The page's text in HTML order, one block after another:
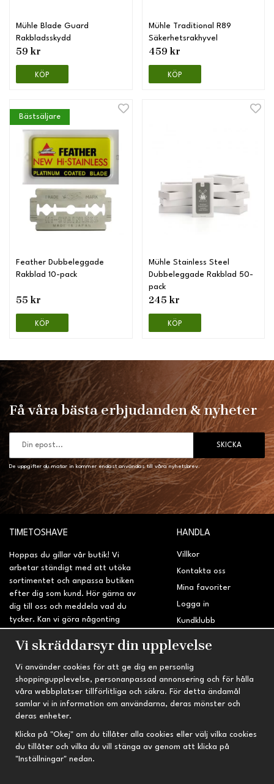
Mühle Blade Guard
Rakbladsskydd
59 kr
KÖP
Mühle Traditional R89
Säkerhetsrakhyvel
459 kr
KÖP
Bästsäljare
Feather Dubbeleggade
Rakblad 10-pack
55 kr
KÖP
Mühle Stainless Steel
Dubbeleggade Rakblad 50-
pack
245 kr
KÖP
Få våra bästa erbjudanden & nyheter
SKICKA
De uppgifter du matar in kommer endast användas till våra nyhetsbrev.
TIMETOSHAVE
Hoppas du gillar vår butik! Vi
arbetar ständigt med att utöka
sortimentet och anpassa butiken
efter dig som kund. Hör gärna av
dig till oss och meddela vad du
tycker. Kan vi göra någonting
sidan?
HANDLA
Villkor
Kontakta oss
Mina favoriter
Logga in
Kundklubb
INFORMATION
Om oss
Nyheter
Nyhetsbrev
Om cookies
Prenumeration
TRYGG HANDEL
Fri frakt vid köp över 695 kr
Kvalitetsprodukter till kanonpris
Vi skräddarsyr din upplevelse
Vi använder cookies för att ge dig en personlig
shoppingupplevelse, personanpassad annonsering och för hålla
våra webbplatser tillförlitliga och säkra. För detta ändamål
samlar vi in information om användarna, deras mönster och
deras enheter.
Klicka på "Okej" om du tillåter alla cookies eller välj vilka cookies
du tillåter och vilka du vill stänga av genom att klicka på
"Inställningar" nedan.